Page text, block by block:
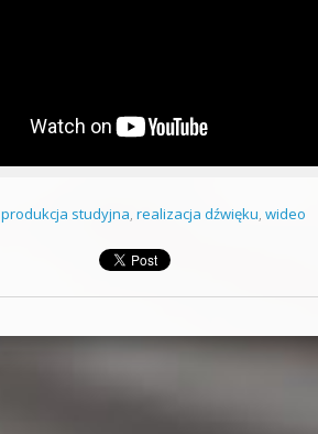
produkcja studyjna, realizacja dźwięku, wideo